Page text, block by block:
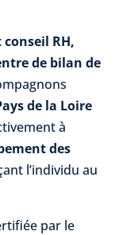
RH,
de bilan de
de la Loire
à
des
l’individu au
par le